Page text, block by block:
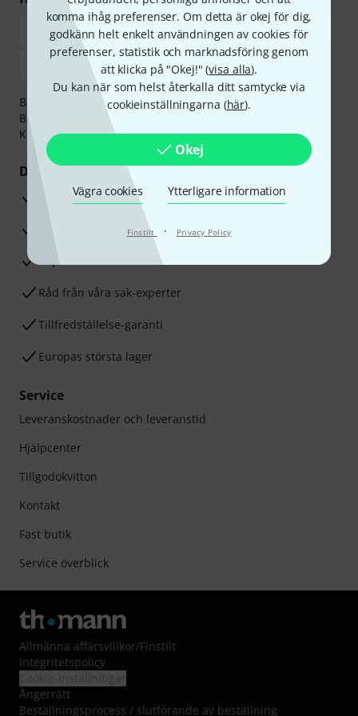
komma ihåg preferenser. Om detta är okej för dig,
godkänn helt enkelt användningen av cookies för
preferenser, statistik och marknadsföring genom
att klicka på "Okej!" (visa alla).
Du kan när som helst återkalla ditt samtycke via
cookieinställningarna (här).
Okej
Vägra cookies Ytterligare information
Finstilt · Privacy Policy
Betalningen kan göras tryggt och säkert med
Banköverföring, PayPal,
Kreditkort.
Dina fördelar
3-år Thomann-garanti
30 dagars öppet köp
Råd från våra sak-experter
Tillfredställelse-garanti
Europas största lager
Service
Leveranskostnader och leveranstid
Hjälpcenter
Tillgodokvitton
Kontakt
Fast butik
Service överblick
Allmänna affärsvillkor/Finstilt
Integritetspolicy
Ångerrätt
Beställningsprocess / slutförande av beställning